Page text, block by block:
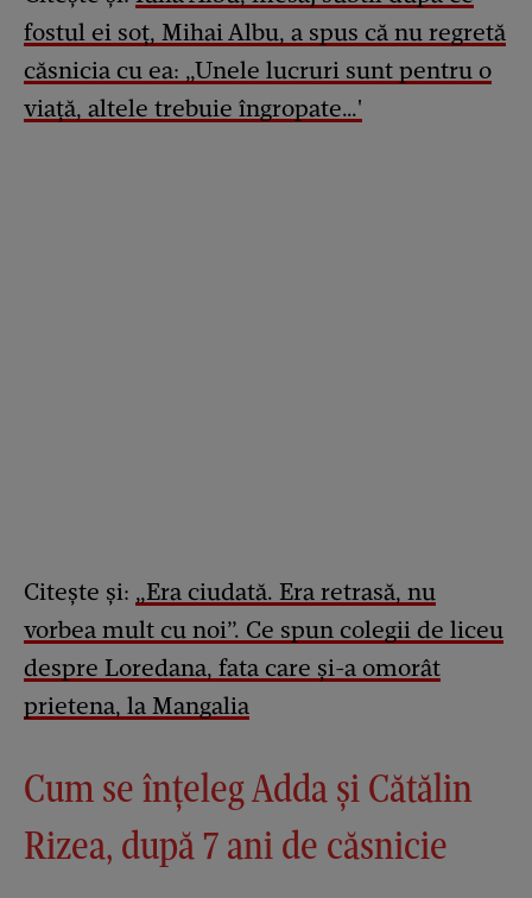
fostul ei soț, Mihai Albu, a spus că nu regretă
căsnicia cu ea: „Unele lucruri sunt pentru o
viață, altele trebuie îngropate…'
Citește și: „Era ciudată. Era retrasă, nu
vorbea mult cu noi”. Ce spun colegii de liceu
despre Loredana, fata care și-a omorât
prietena, la Mangalia
Cum se înțeleg Adda și Cătălin
Rizea, după 7 ani de căsnicie